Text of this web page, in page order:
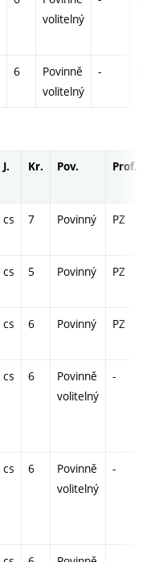
volitelný
6
Povinně
volitelný
-
J. Kr. Pov. Prof.
cs 7 Povinný PZ
cs 5 Povinný PZ
cs 6 Povinný PZ
cs 6
Povinně
volitelný
-
cs 6
Povinně
volitelný
-